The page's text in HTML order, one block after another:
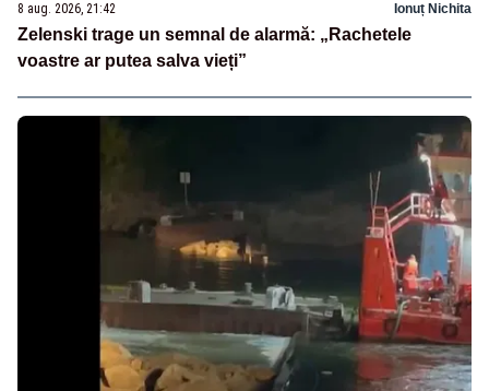
8 aug. 2026, 21:42 Ionuț Nichita
Zelenski trage un semnal de alarmă: „Rachetele
voastre ar putea salva vieți”